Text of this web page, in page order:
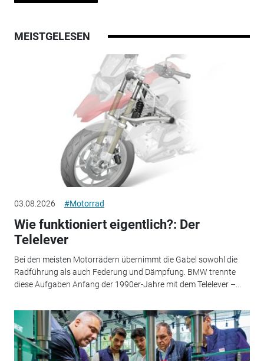
MEISTGELESEN
03.08.2026 #Motorrad
Wie funktioniert eigentlich?: Der
Telelever
Bei den meisten Motorrädern übernimmt die Gabel sowohl die
Radführung als auch Federung und Dämpfung. BMW trennte
diese Aufgaben Anfang der 1990er-Jahre mit dem Telelever –...